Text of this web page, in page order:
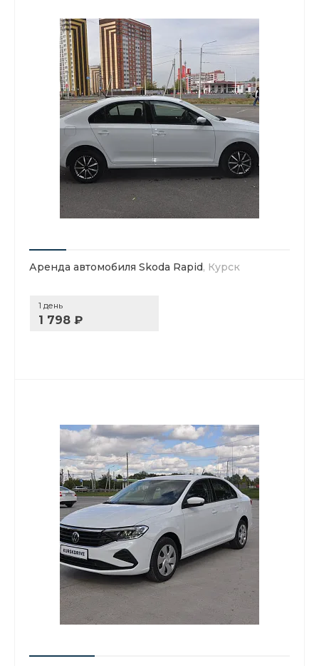
Аренда автомобиля Skoda Rapid, Курск
1 день
1 798 ₽